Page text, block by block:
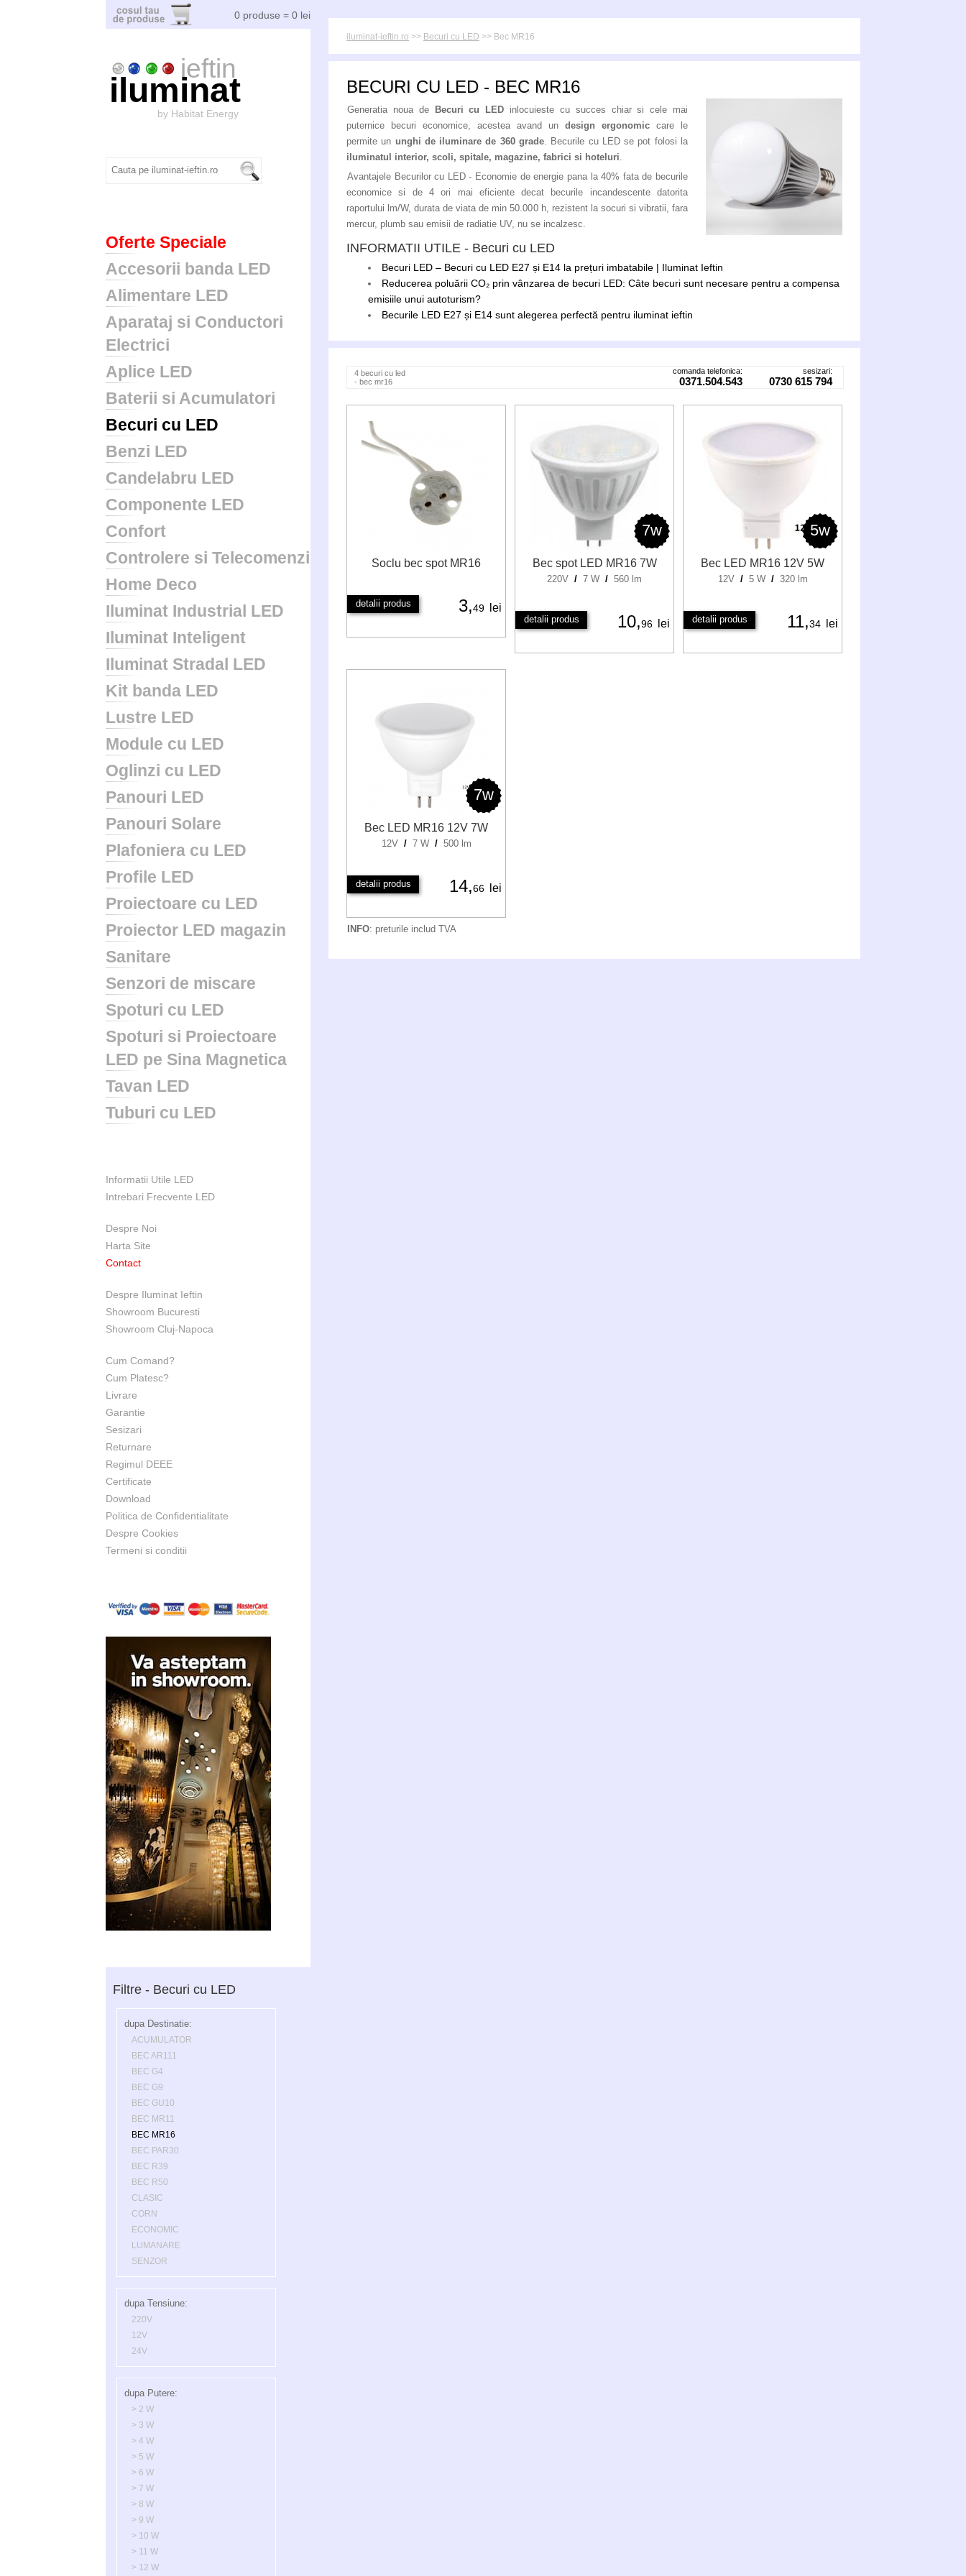
0 produse = 0 lei
ieftin
iluminat
by Habitat Energy
Oferte Speciale
Accesorii banda LED
Alimentare LED
Aparataj si Conductori
Electrici
Aplice LED
Baterii si Acumulatori
Becuri cu LED
Benzi LED
Candelabru LED
Componente LED
Confort
Controlere si Telecomenzi
Home Deco
Iluminat Industrial LED
Iluminat Inteligent
Iluminat Stradal LED
Kit banda LED
Lustre LED
Module cu LED
Oglinzi cu LED
Panouri LED
Panouri Solare
Plafoniera cu LED
Profile LED
Proiectoare cu LED
Proiector LED magazin
Sanitare
Senzori de miscare
Spoturi cu LED
Spoturi si Proiectoare
LED pe Sina Magnetica
Tavan LED
Tuburi cu LED
Informatii Utile LED
Intrebari Frecvente LED
Despre Noi
Harta Site
Contact
Despre Iluminat Ieftin
Showroom Bucuresti
Showroom Cluj-Napoca
Cum Comand?
Cum Platesc?
Livrare
Garantie
Sesizari
Returnare
Regimul DEEE
Certificate
Download
Politica de Confidentialitate
Despre Cookies
Termeni si conditii
Filtre - Becuri cu LED
dupa Destinatie:
ACUMULATOR
BEC AR111
BEC G4
BEC G9
BEC GU10
BEC MR11
BEC MR16
BEC PAR30
BEC R39
BEC R50
CLASIC
CORN
ECONOMIC
LUMANARE
SENZOR
dupa Tensiune:
220V
12V
24V
dupa Putere:
> 2 W
> 3 W
> 4 W
> 5 W
> 6 W
> 7 W
> 8 W
> 9 W
> 10 W
> 11 W
> 12 W
iluminat-ieftin.ro >> Becuri cu LED >> Bec MR16
BECURI CU LED - BEC MR16
Generatia noua de Becuri cu LED inlocuieste cu succes chiar si cele mai
puternice becuri economice, acestea avand un design ergonomic care le
permite un unghi de iluminare de 360 grade. Becurile cu LED se pot folosi la
iluminatul interior, scoli, spitale, magazine, fabrici si hoteluri.
Avantajele Becurilor cu LED - Economie de energie pana la 40% fata de becurile
economice si de 4 ori mai eficiente decat becurile incandescente datorita
raportului lm/W, durata de viata de min 50.000 h, rezistent la socuri si vibratii, fara
mercur, plumb sau emisii de radiatie UV, nu se incalzesc.
INFORMATII UTILE - Becuri cu LED
Becuri LED – Becuri cu LED E27 și E14 la prețuri imbatabile | Iluminat Ieftin
Reducerea poluării CO₂ prin vânzarea de becuri LED: Câte becuri sunt necesare pentru a compensa
emisiile unui autoturism?
Becurile LED E27 și E14 sunt alegerea perfectă pentru iluminat ieftin
4 becuri cu led
- bec mr16
comanda telefonica:
0371.504.543
sesizari:
0730 615 794
Soclu bec spot MR16
detalii produs 3,49 lei
7w
Bec spot LED MR16 7W
220V / 7 W / 560 lm
detalii produs 10,96 lei
5w
Bec LED MR16 12V 5W
12V / 5 W / 320 lm
detalii produs 11,34 lei
7w
Bec LED MR16 12V 7W
12V / 7 W / 500 lm
detalii produs 14,66 lei
INFO: preturile includ TVA